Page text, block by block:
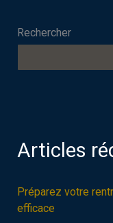
Rechercher
Articles
Préparez votre
efficace